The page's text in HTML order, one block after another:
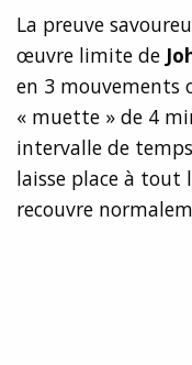
La preuve
œuvre limite de
en 3 mouvements
« muette » de 4
intervalle de
laisse place à tout
recouvre